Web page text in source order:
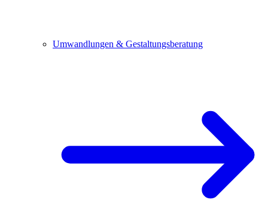
Umwandlungen & Gestaltungsberatung